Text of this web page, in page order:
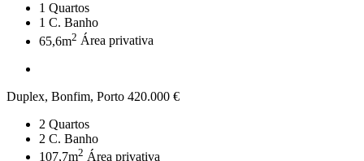
1 Quartos
1 C. Banho
65,6m2 Área privativa
Duplex, Bonfim, Porto 420.000 €
2 Quartos
2 C. Banho
107,7m2 Área privativa